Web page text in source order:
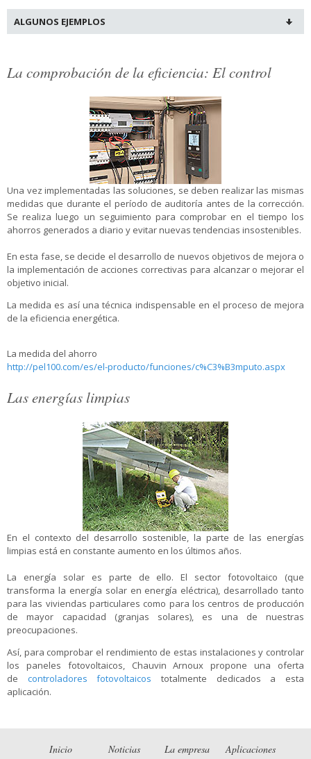
ALGUNOS EJEMPLOS
La comprobación de la eficiencia: El control
Una vez implementadas las soluciones, se deben realizar las mismas
medidas que durante el período de auditoría antes de la corrección.
Se realiza luego un seguimiento para comprobar en el tiempo los
ahorros generados a diario y evitar nuevas tendencias insostenibles.
En esta fase, se decide el desarrollo de nuevos objetivos de mejora o
la implementación de acciones correctivas para alcanzar o mejorar el
objetivo inicial.
La medida es así una técnica indispensable en el proceso de mejora
de la eficiencia energética.
La medida del ahorro
http://pel100.com/es/el-producto/funciones/c%C3%B3mputo.aspx
Las energías limpias
En el contexto del desarrollo sostenible, la parte de las energías
limpias está en constante aumento en los últimos años.
La energía solar es parte de ello. El sector fotovoltaico (que
transforma la energía solar en energía eléctrica), desarrollado tanto
para las viviendas particulares como para los centros de producción
de mayor capacidad (granjas solares), es una de nuestras
preocupaciones.
Así, para comprobar el rendimiento de estas instalaciones y controlar
los paneles fotovoltaicos, Chauvin Arnoux propone una oferta
de controladores fotovoltaicos totalmente dedicados a esta
aplicación.
Inicio Noticias La empresa Aplicaciones